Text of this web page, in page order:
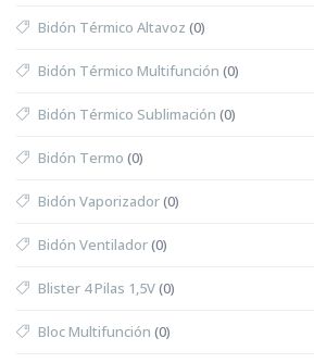
Bidón Térmico Altavoz (0)
Bidón Térmico Multifunción (0)
Bidón Térmico Sublimación (0)
Bidón Termo (0)
Bidón Vaporizador(0)
Bidón Ventilador(0)
Blister 4 Pilas 1,5V(0)
Bloc Multifunción (0)